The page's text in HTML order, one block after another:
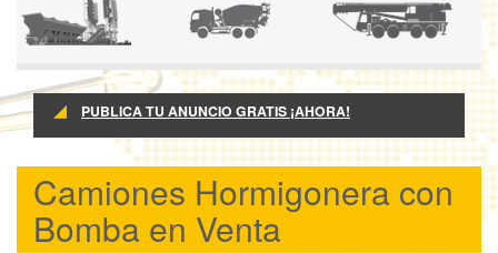
PH CH GM
PUBLICA TU ANUNCIO GRATIS ¡AHORA!
Camiones Hormigonera con
Bomba en Venta